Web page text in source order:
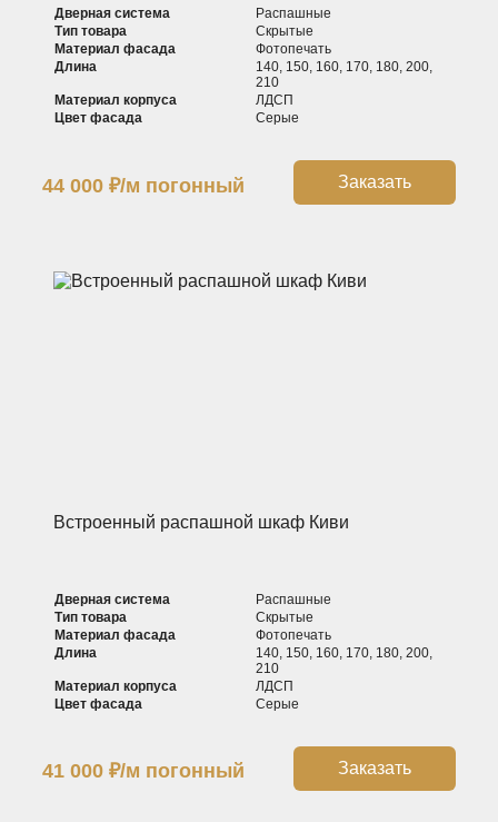
Дверная система
Распашные
Тип товара
Скрытые
Материал фасада
Фотопечать
Длина
140, 150, 160, 170, 180, 200,
210
Материал корпуса
ЛДСП
Цвет фасада
Серые
44 000₽/м погонный Заказать
Встроенный распашной шкаф Киви
Дверная система
Распашные
Тип товара
Скрытые
Материал фасада
Фотопечать
Длина
140, 150, 160, 170, 180, 200,
210
Материал корпуса
ЛДСП
Цвет фасада
Серые
41 000₽/м погонный Заказать